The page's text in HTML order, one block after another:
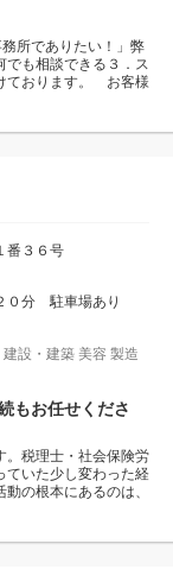
務所でありたい！」弊
でも相談できる３．ス
ております。 お客様
番３６号
０分 駐車場あり
建設・建築 美容 製造
もお任せくださ
。税理士・社会保険労
ていた少し変わった経
の根本にあるのは、